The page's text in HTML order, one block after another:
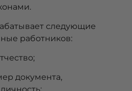
следующие
работников:
документа,